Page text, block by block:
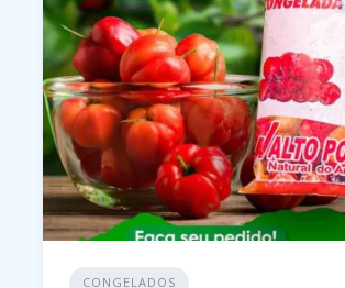
CONGELADOS